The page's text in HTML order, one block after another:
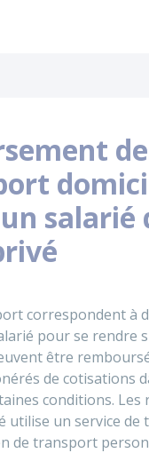
salarié
correspondent à
pour se rendre
être
de cotisations
conditions. Les
utilise un service
de transport